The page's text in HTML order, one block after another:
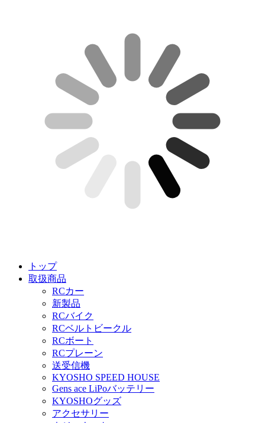
トップ
取扱商品
RCカー
新製品
RCバイク
RCベルトビークル
RCボート
RCプレーン
送受信機
KYOSHO SPEED HOUSE
Gens ace LiPoバッテリー
KYOSHOグッズ
アクセサリー